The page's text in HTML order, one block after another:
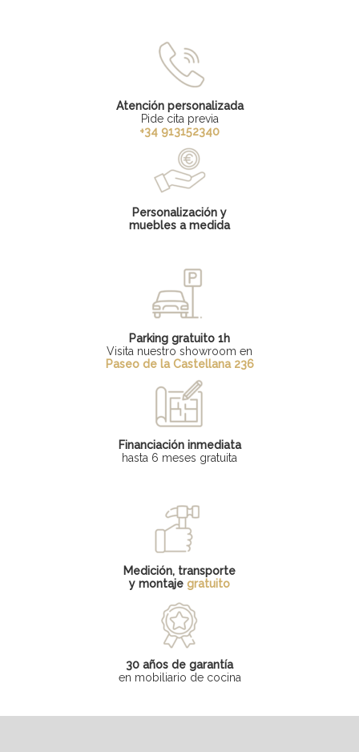
Atención personalizada
Pide cita previa
+34 913152340
Personalización y
muebles a medida
Parking gratuito 1h
Visita nuestro showroom en
Paseo de la Castellana 236
Financiación inmediata
hasta 6 meses gratuita
Medición, transporte
y montaje gratuito
30 años de garantía
en mobiliario de cocina